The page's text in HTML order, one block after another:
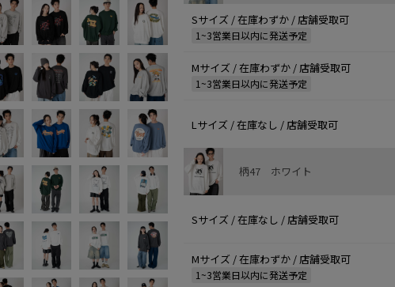
Sサイズ / 在庫わずか / 店舗受取可
1~3営業日以内に発送予定
Mサイズ / 在庫わずか / 店舗受取可
1~3営業日以内に発送予定
Lサイズ / 在庫なし / 店舗受取可
柄47 ホワイト
Sサイズ / 在庫なし / 店舗受取可
Mサイズ / 在庫わずか / 店舗受取可
1~3営業日以内に発送予定